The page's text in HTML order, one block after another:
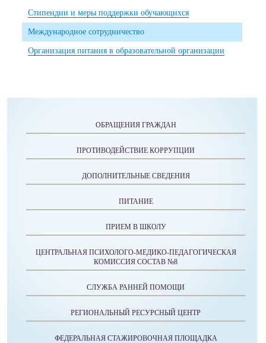
Стипендии и меры поддержки обучающихся
Международное сотрудничество
Организация питания в образовательной организации
ОБРАЩЕНИЯ ГРАЖДАН
ПРОТИВОДЕЙСТВИЕ КОРРУПЦИИ
ДОПОЛНИТЕЛЬНЫЕ СВЕДЕНИЯ
ПИТАНИЕ
ПРИЕМ В ШКОЛУ
ЦЕНТРАЛЬНАЯ ПСИХОЛОГО-МЕДИКО-ПЕДАГОГИЧЕСКАЯ
КОМИССИЯ СОСТАВ №8
СЛУЖБА РАННЕЙ ПОМОЩИ
РЕГИОНАЛЬНЫЙ РЕСУРСНЫЙ ЦЕНТР
ФЕДЕРАЛЬНАЯ СТАЖИРОВОЧНАЯ ПЛОЩАДКА